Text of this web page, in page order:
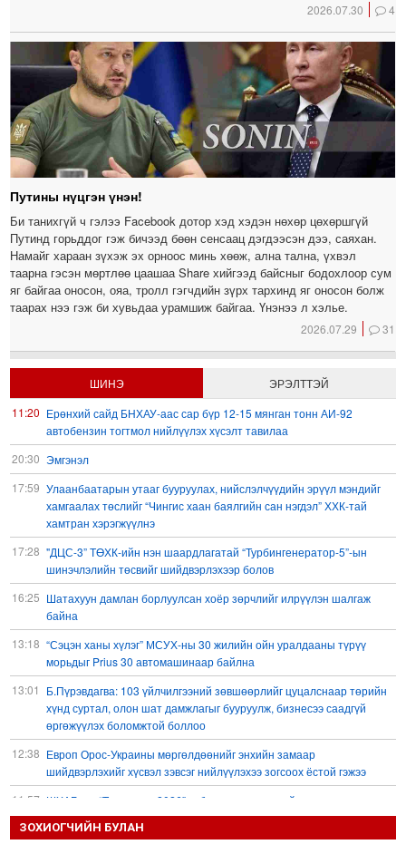
2026.07.30 4
Путины нүцгэн үнэн!
Би танихгүй ч гэлээ Facebook дотор хэд хэдэн нөхөр цөхөршгүй
Путинд горьддог гэж бичээд бөөн сенсаац дэгдээсэн дээ, саяхан.
Намайг хараан зүхэж эх орноос минь хөөж, ална тална, үхвэл
таарна гэсэн мөртлөө цаашаа Share хийгээд байсныг бодохлоор сум
яг байгаа оносон, ояа, тролл гэгчдийн зүрх тархинд яг оносон болж
таарах нээ гэж би хувьдаа урамшиж байгаа. Үнэнээ л хэлье.
2026.07.29 31
ШИНЭ
ЭРЭЛТТЭЙ
11:20 Ерөнхий сайд БНХАУ-аас сар бүр 12-15 мянган тонн АИ-92
автобензин тогтмол нийлүүлэх хүсэлт тавилаа
20:30 Эмгэнэл
17:59 Улаанбаатарын утааг бууруулах, нийслэлчүүдийн эрүүл мэндийг
хамгаалах төслийг “Чингис хаан баялгийн сан нэгдэл” ХХК-тай
хамтран хэрэгжүүлнэ
17:28 "ДЦС-3” ТӨХК-ийн нэн шаардлагатай “Турбингенератор-5”-ын
шинэчлэлийн төсвийг шийдвэрлэхээр болов
16:25 Шатахуун дамлан борлуулсан хоёр зөрчлийг илрүүлэн шалгаж
байна
13:18 “Сэцэн ханы хүлэг” МСУХ-ны 30 жилийн ойн уралдааны түрүү
морьдыг Prius 30 автомашинаар байлна
13:01
Б.Пүрэвдагва: 103 үйлчилгээний зөвшөөрлийг цуцалснаар төрийн
хүнд суртал, олон шат дамжлагыг бууруулж, бизнесээ саадгүй
өргөжүүлэх боломжтой боллоо
12:38 Европ Орос-Украины мөргөлдөөнийг энхийн замаар
шийдвэрлэхийг хүсвэл зэвсэг нийлүүлэхээ зогсоох ёстой гэжээ
11:57 ШХАБ-ын “Тяньшань-2026” кибер терроризмтой тэмцэх хамтарсан
сургуулилалт боллоо
ЗОХИОГЧИЙН БУЛАН